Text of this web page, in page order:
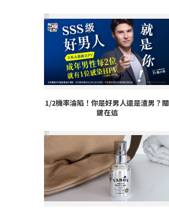
1/2機率淪陷！你是好男人還是渣男？關
鍵在這
PR
PR